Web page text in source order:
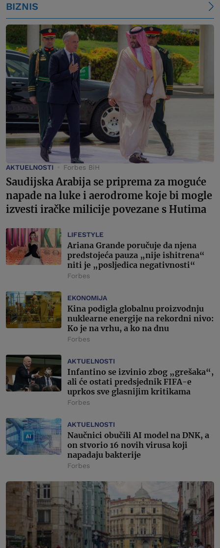
BIZNIS
AKTUELNOSTI Forbes BiH
Saudijska Arabija se priprema za moguće
napade na luke i aerodrome koje bi mogle
izvesti iračke milicije povezane s Hutima
LIFESTYLE
Ariana Grande poručuje da njena
predstojeća pauza „nije ishitrena“
niti je „posljedica negativnosti“
Forbes
EKONOMIJA
Kina podigla globalnu proizvodnju
nuklearne energije na rekordni nivo:
Ko je na vrhu, a ko na dnu
Forbes
AKTUELNOSTI
Infantino se izvinio zbog „grešaka“,
ali će ostati predsjednik FIFA-e
uprkos sve glasnijim kritikama
Forbes
AKTUELNOSTI
Naučnici obučili AI model na DNK, a
on stvorio 16 novih virusa koji
napadaju bakterije
Forbes